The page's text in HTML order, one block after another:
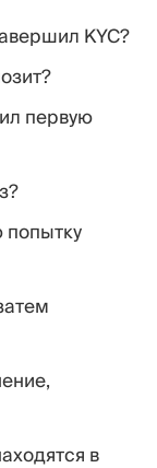
KYC?
первую
попытку
в